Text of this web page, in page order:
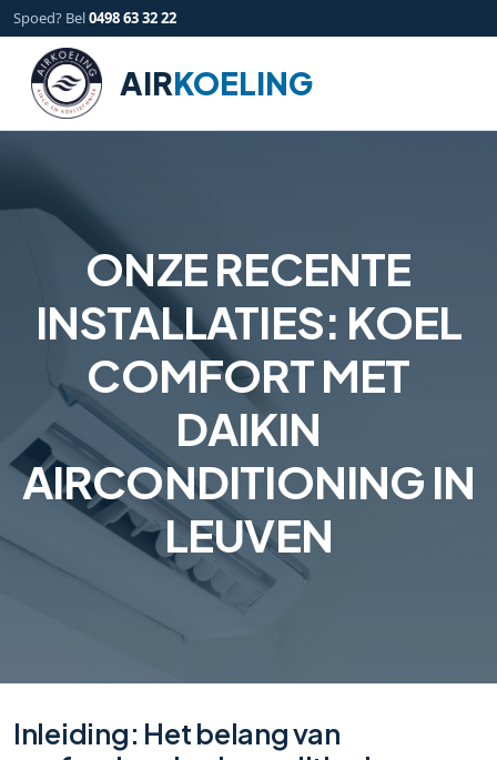
Skip
to
content
Spoed? Bel0498 63 32 22
AIRKOELING
ONZE RECENTE
INSTALLATIES: KOEL
COMFORT MET
DAIKIN
AIRCONDITIONING IN
LEUVEN
Inleiding: Het belang van